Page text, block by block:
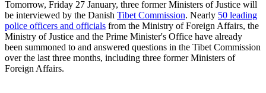
Tomorrow, Friday 27 January, three former Ministers of Justice will
be interviewed by the Danish Tibet Commission. Nearly 50 leading
police officers and officials from the Ministry of Foreign Affairs, the
Ministry of Justice and the Prime Minister's Office have already
been summoned to and answered questions in the Tibet Commission
over the last three months, including three former Ministers of
Foreign Affairs.